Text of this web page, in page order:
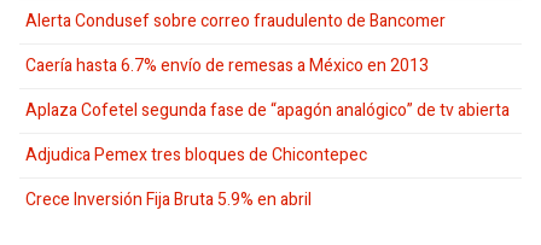
Alerta Condusef sobre correo fraudulento de Bancomer
Caería hasta 6.7% envío de remesas a México en 2013
Aplaza Cofetel segunda fase de “apagón analógico” de tv abierta
Adjudica Pemex tres bloques de Chicontepec
Crece Inversión Fija Bruta 5.9% en abril